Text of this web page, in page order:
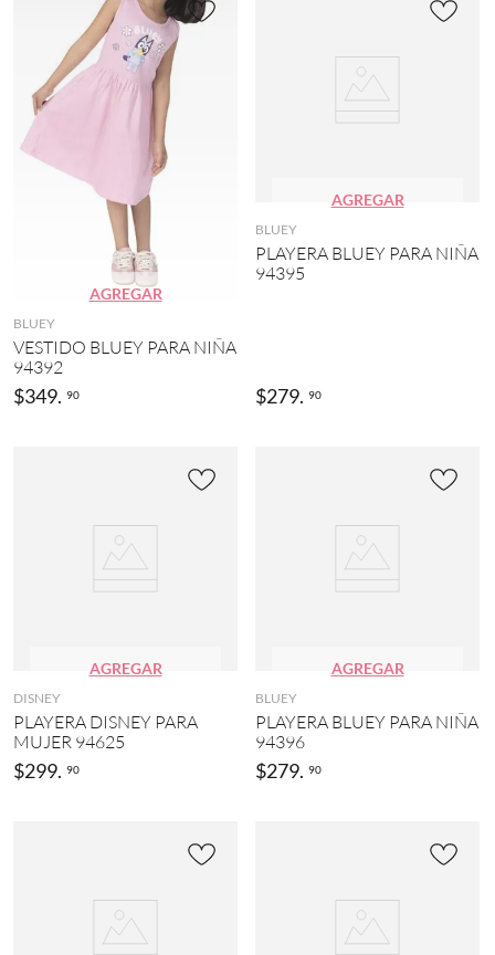
1
4
5
)
MOSTRAR
MÁS
AGREGAR
BLUEY
VESTIDO BLUEY PARA NIÑA
94392
$349. 90
AGREGAR
BLUEY
PLAYERA BLUEY PARA NIÑA
94395
$279. 90
AGREGAR
DISNEY
PLAYERA DISNEY PARA
MUJER 94625
$299. 90
AGREGAR
BLUEY
PLAYERA BLUEY PARA NIÑA
94396
$279. 90